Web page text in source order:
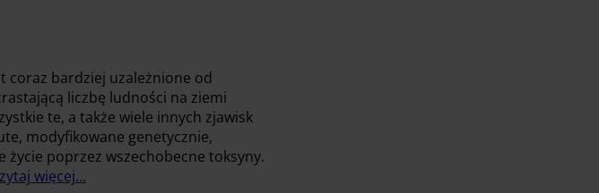
coraz bardziej uzależnione od
liczbę ludności na ziemi
te, a także wiele innych zjawisk
modyfikowane genetycznie,
życie poprzez wszechobecne toksyny.
więcej…